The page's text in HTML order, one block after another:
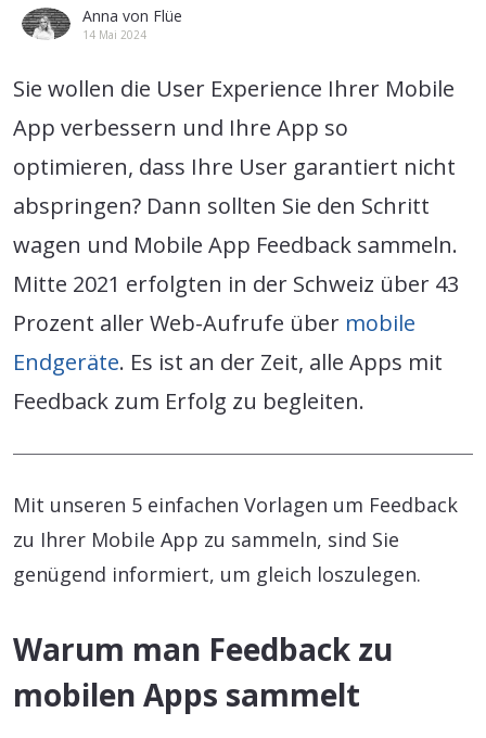
Anna von Flüe
14 Mai 2024
Sie wollen die User Experience Ihrer Mobile
App verbessern und Ihre App so
optimieren, dass Ihre User garantiert nicht
abspringen? Dann sollten Sie den Schritt
wagen und Mobile App Feedback sammeln.
Mitte 2021 erfolgten in der Schweiz über 43
Prozent aller Web-Aufrufe über mobile
Endgeräte. Es ist an der Zeit, alle Apps mit
Feedback zum Erfolg zu begleiten.
Mit unseren 5 einfachen Vorlagen um Feedback
zu Ihrer Mobile App zu sammeln, sind Sie
genügend informiert, um gleich loszulegen.
Warum man Feedback zu
mobilen Apps sammelt